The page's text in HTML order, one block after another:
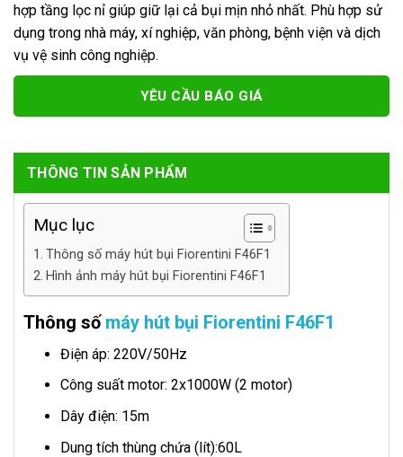
hợp tầng lọc nỉ giúp giữ lại cả bụi mịn nhỏ nhất. Phù hợp sử
dụng trong nhà máy, xí nghiệp, văn phòng, bệnh viện và dịch
vụ vệ sinh công nghiệp.
YÊU CẦU BÁO GIÁ
THÔNG TIN SẢN PHẨM
Mục lục
Thông số máy hút bụi Fiorentini F46F1
Hình ảnh máy hút bụi Fiorentini F46F1
Thông số máy hút bụi Fiorentini F46F1
Điện áp: 220V/50Hz
Công suất motor: 2x1000W (2 motor)
Dây điện: 15m
Dung tích thùng chứa (lít):60L